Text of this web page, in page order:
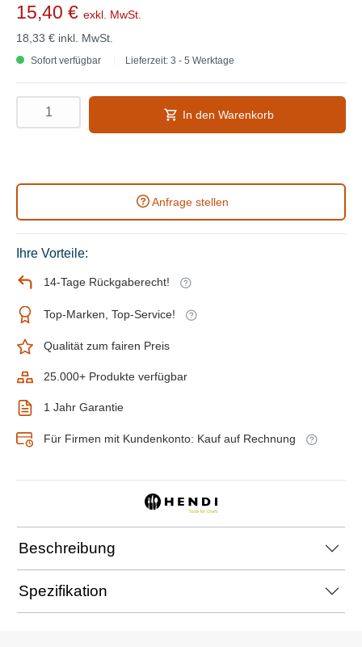
15,40 € exkl. MwSt.
18,33 € inkl. MwSt.
Sofort verfügbar Lieferzeit: 3 - 5 Werktage
In den Warenkorb
Anfrage stellen
Ihre Vorteile:
14-Tage Rückgaberecht!
Top-Marken, Top-Service!
Qualität zum fairen Preis
25.000+ Produkte verfügbar
1 Jahr Garantie
Für Firmen mit Kundenkonto: Kauf auf Rechnung
Beschreibung
Spezifikation